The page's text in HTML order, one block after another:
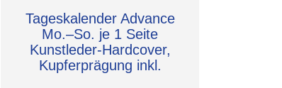
Tageskalender Advance
Mo.–So. je 1 Seite
Kunstleder-Hardcover,
Kupferprägung inkl.